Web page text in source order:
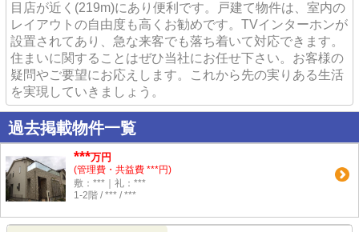
目店が近く(219m)にあり便利です。戸建て物件は、室内の
レイアウトの自由度も高くお勧めです。TVインターホンが
設置されてあり、急な来客でも落ち着いて対応できます。
住まいに関することはぜひ当社にお任せ下さい。お客様の
疑問やご要望にお応えします。これから先の実りある生活
を実現していきましょう。
過去掲載物件一覧
***万円
(管理費・共益費 ***円)
敷：***｜礼：***
1-2階 / *** / ***